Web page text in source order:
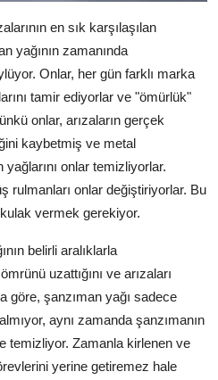
en sık karşılaşılan
yağının zamanında
Onlar, her gün farklı marka
tamir ediyorlar ve "ömürlük"
onlar, arızaların gerçek
kaybetmiş ve metal
yağlarını onlar temizliyorlar.
rulmanları onlar değiştiriyorlar. Bu
vermek gerekiyor.
belirli aralıklarla
uzattığını ve arızaları
göre, şanzıman yağı sadece
aynı zamanda şanzımanın
temizliyor. Zamanla kirlenen ve
yerine getiremez hale